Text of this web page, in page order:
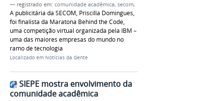
— registrado em: comunidade acadêmica, secom,
A publicitária da SECOM, Priscilla Domingues,
foi finalista da Maratona Behind the Code,
uma competição virtual organizada pela IBM –
uma das maiores empresas do mundo no
ramo de tecnologia
Localizado em Notícias da Gente
SIEPE mostra envolvimento da
comunidade acadêmica